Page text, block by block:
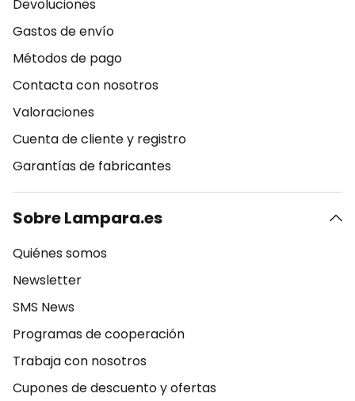
Devoluciones
Gastos de envío
Métodos de pago
Contacta con nosotros
Valoraciones
Cuenta de cliente y registro
Garantías de fabricantes
Sobre Lampara.es
Quiénes somos
Newsletter
SMS News
Programas de cooperación
Trabaja con nosotros
Cupones de descuento y ofertas